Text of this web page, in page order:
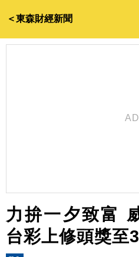
＜東森財經新聞
力拚一夕致富
台彩上修頭獎至